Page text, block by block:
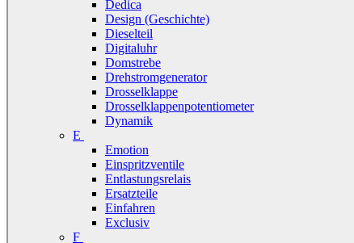
Dedica
Design (Geschichte)
Dieselteil
Digitaluhr
Domstrebe
Drehstromgenerator
Drosselklappe
Drosselklappenpotentiometer
Dynamik
E
Emotion
Einspritzventile
Entlastungsrelais
Ersatzteile
Einfahren
Exclusiv
F